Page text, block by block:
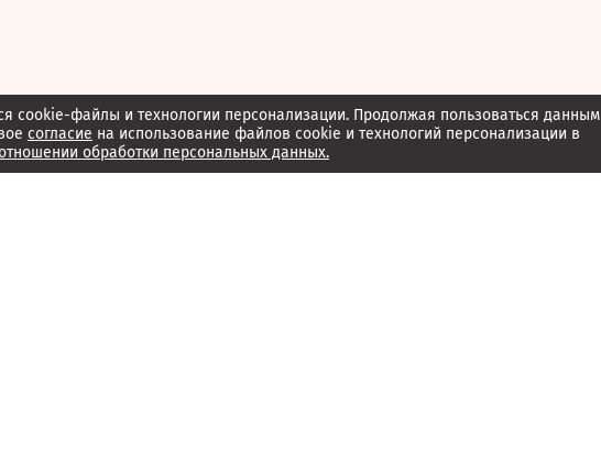
cookie-файлы и технологии персонализации. Продолжая пользоваться данным
согласие на использование файлов cookie и технологий персонализации в
обработки персональных данных.